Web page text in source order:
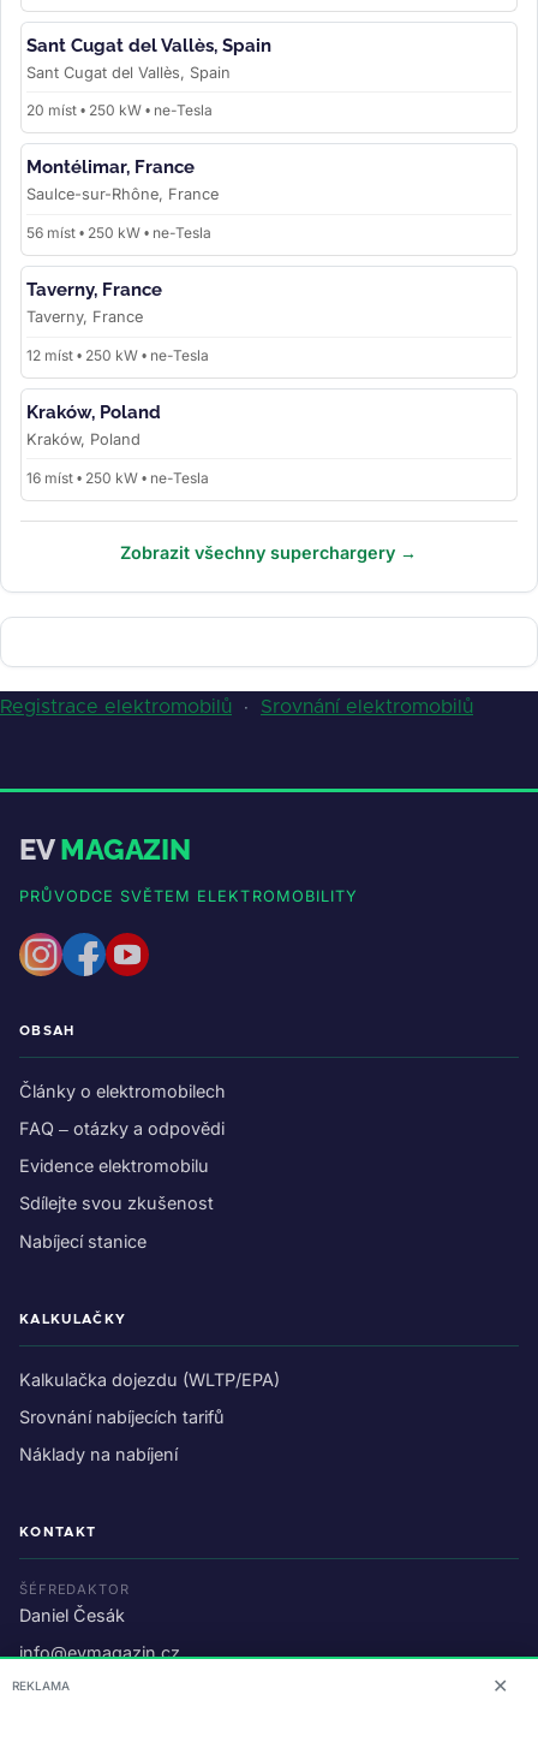
Sant Cugat del Vallès, Spain
Sant Cugat del Vallès, Spain
20 míst • 250 kW • ne-Tesla
Montélimar, France
Saulce-sur-Rhône, France
56 míst • 250 kW • ne-Tesla
Taverny, France
Taverny, France
12 míst • 250 kW • ne-Tesla
Kraków, Poland
Kraków, Poland
16 míst • 250 kW • ne-Tesla
Zobrazit všechny superchargery →
Registrace elektromobilů · Srovnání elektromobilů
EVMAGAZIN
PRŮVODCE SVĚTEM ELEKTROMOBILITY
OBSAH
Články o elektromobilech
FAQ – otázky a odpovědi
Evidence elektromobilu
Sdílejte svou zkušenost
Nabíjecí stanice
KALKULAČKY
Kalkulačka dojezdu (WLTP/EPA)
Srovnání nabíjecích tarifů
Náklady na nabíjení
KONTAKT
ŠÉFREDAKTOR
Daniel Česák
info@evmagazin.cz
O nás
REKLAMA ✕